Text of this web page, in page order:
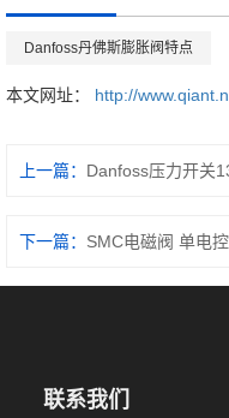
Danfoss丹佛斯膨胀阀特点
本文网址： http://
上一篇：
下一篇：
联系我们